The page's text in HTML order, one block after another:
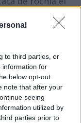
to third parties, or
information for
below opt-out
note that after your
seeing
utilized by
parties prior to
sub forma de
guste putin din